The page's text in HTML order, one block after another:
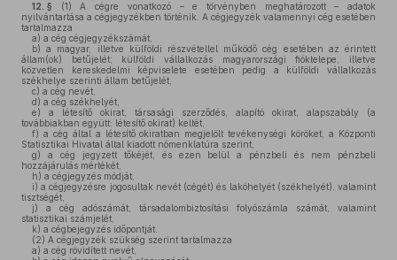
12. § (1) A cégre vonatkozó – e törvényben meghatározott – adatok
nyilvántartása a cégjegyzékben történik. A cégjegyzék valamennyi cég esetében
tartalmazza
a) a cég cégjegyzékszámát,
b) a magyar, illetve külföldi részvétellel működő cég esetében az érintett
állam(ok) betűjelét; külföldi vállalkozás magyarországi fióktelepe, illetve
közvetlen kereskedelmi képviselete esetében pedig a külföldi vállalkozás
székhelye szerinti állam betűjelét,
c) a cég nevét,
d) a cég székhelyét,
e) a létesítő okirat, társasági szerződés, alapító okirat, alapszabály (a
továbbiakban együtt: létesítő okirat) keltét,
f) a cég által a létesítő okiratban megjelölt tevékenységi köröket, a Központi
Statisztikai Hivatal által kiadott nómenklatúra szerint,
g) a cég jegyzett tőkéjét, és ezen belül a pénzbeli és nem pénzbeli
hozzájárulás mértékét,
h) a cégjegyzés módját,
i) a cégjegyzésre jogosultak nevét (cégét) és lakóhelyét (székhelyét), valamint
tisztségét,
j) a cég adószámát, társadalombiztosítási folyószámla számát, valamint
statisztikai számjelét,
k) a cégbejegyzés időpontját.
(2) A cégjegyzék szükség szerint tartalmazza
a) a cég rövidített nevét,